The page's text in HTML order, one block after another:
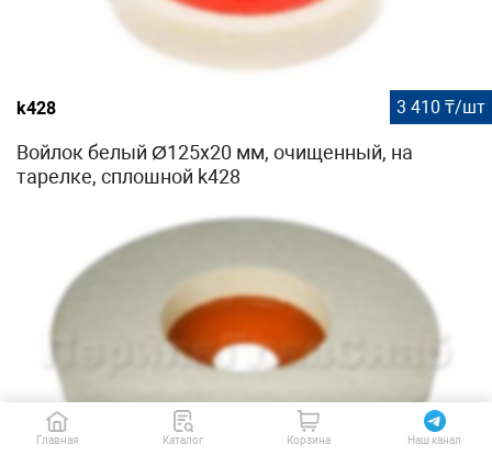
k428 3 410 ₸/шт
Войлок белый Ø125х20 мм, очищенный, на
тарелке, сплошной k428
Главная Каталог Корзина Наш канал